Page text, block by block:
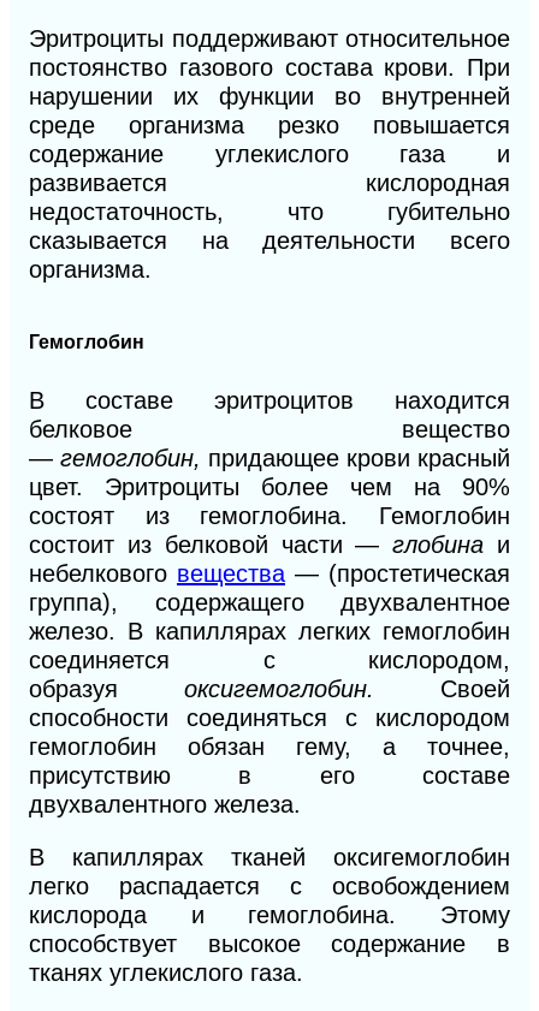
Эритроциты поддерживают относительное
постоянство газового состава крови. При
нарушении их функции во внутренней
среде организма резко повышается
содержание углекислого газа и
развивается кислородная
недостаточность, что губительно
сказывается на деятельности всего
организма.
Гемоглобин
В составе эритроцитов находится
белковое вещество
— гемоглобин, придающее крови красный
цвет. Эритроциты более чем на 90%
состоят из гемоглобина. Гемоглобин
состоит из белковой части —глобина и
небелкового вещества — (простетическая
группа), содержащего двухвалентное
железо. В капиллярах легких гемоглобин
соединяется с кислородом,
образуя оксигемоглобин. Своей
способности соединяться с кислородом
гемоглобин обязан гему, а точнее,
присутствию в его составе
двухвалентного железа.
В капиллярах тканей оксигемоглобин
легко распадается с освобождением
кислорода и гемоглобина. Этому
способствует высокое содержание в
тканях углекислого газа.